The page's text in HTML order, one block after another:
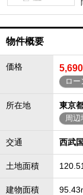
物件概要
価格 5,690
ロ
所在地 東京
周辺
交通 西武
土地面積
建物面積